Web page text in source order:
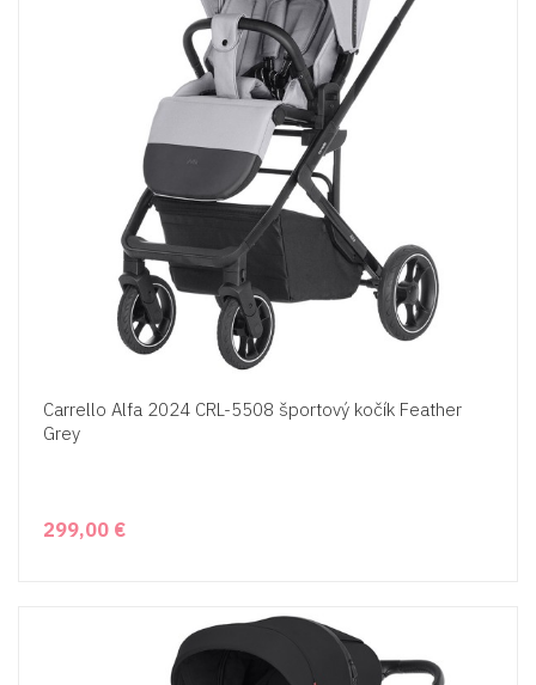
Carrello Alfa 2024 CRL-5508 športový kočík Feather
Grey
299,00 €